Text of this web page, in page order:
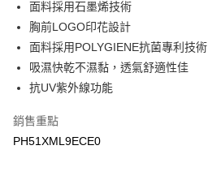
Google Pay
運送方式
每筆NT$90，滿NT$899(含以上)免運費
面料採用石墨烯技術
胸前LOGO印花設計
面料採用POLYGIENE抗菌專利技術
吸濕快乾不濕黏，透氣舒適性佳
抗UV紫外線功能
銷售重點
PH51XML9ECE0